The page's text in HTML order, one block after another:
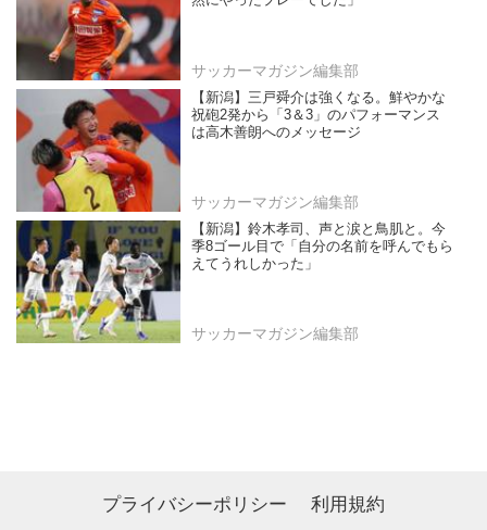
サッカーマガジン編集部
【新潟】三戸舜介は強くなる。鮮やかな
祝砲2発から「3＆3」のパフォーマンス
は高木善朗へのメッセージ
サッカーマガジン編集部
【新潟】鈴木孝司、声と涙と鳥肌と。今
季8ゴール目で「自分の名前を呼んでもら
えてうれしかった」
サッカーマガジン編集部
プライバシーポリシー 利用規約